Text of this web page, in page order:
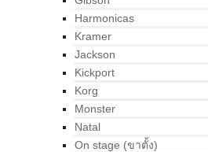
Harmonicas
Kramer
Jackson
Kickport
Korg
Monster
Natal
On stage (ขาตั้ง)